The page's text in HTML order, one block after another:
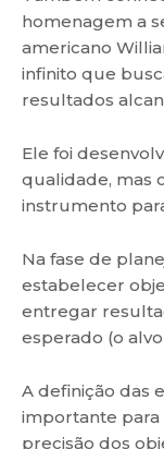
homenagem a
americano
infinito que
resultados
Ele foi
qualidade, mas
instrumento
Na fase de
estabelecer
entregar
esperado (o
A definição das
importante
precisão dos